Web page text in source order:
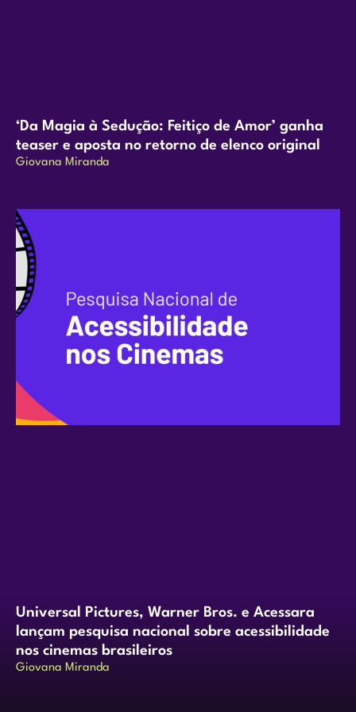
‘Da Magia à Sedução: Feitiço de Amor’ ganha
teaser e aposta no retorno de elenco original
Giovana Miranda
Universal Pictures, Warner Bros. e Acessara
lançam pesquisa nacional sobre acessibilidade
nos cinemas brasileiros
Giovana Miranda